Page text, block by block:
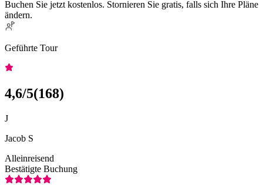
Buchen Sie jetzt kostenlos. Stornieren Sie gratis, falls sich Ihre Pläne
ändern.
Geführte Tour
4,6/5(168)
J
Jacob S
Alleinreisend
Bestätigte Buchung